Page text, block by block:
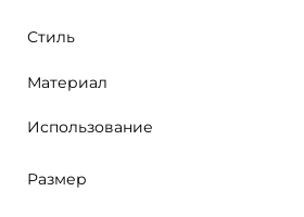
Стиль
Материал
Использование
Размер